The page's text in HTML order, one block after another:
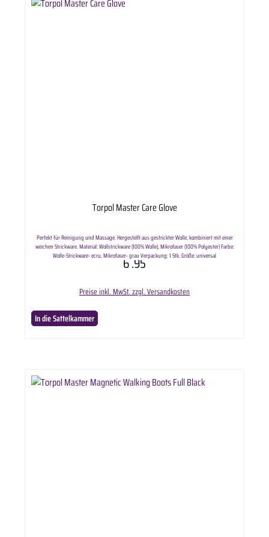
Torpol Master Care Glove
Perfekt für Reinigung und Massage. Hergestellt aus gestrickter Wolle, kombiniert mit einer
weichen Strickware. Material: Wollstrickware (100% Wolle), Mikrofaser (100% Polyester) Farbe:
Wolle-Strickware- ecru, Mikrofaser- grau Verpackung: 1 Stk. Größe: universal
6.95
Preise inkl. MwSt. zzgl. Versandkosten
In die Sattelkammer